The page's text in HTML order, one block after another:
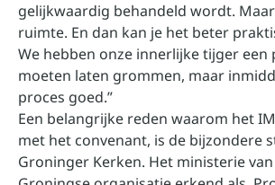
gelijkwaardig behandeld wordt.
ruimte. En dan kan je het beter
We hebben onze innerlijke tijger een
moeten laten grommen, maar
proces goed.”
Een belangrijke reden waarom het
met het convenant, is de bijzondere
Groninger Kerken. Het ministerie